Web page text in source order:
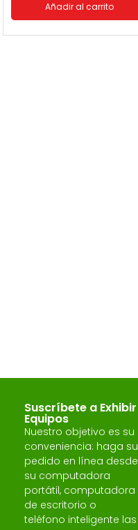
Añadir al carrito
Suscríbete a Exhibir
Equipos
Nuestro objetivo es su
conveniencia: haga su
pedido en línea desde
su computadora
portátil, computadora
de escritorio o
teléfono inteligente las